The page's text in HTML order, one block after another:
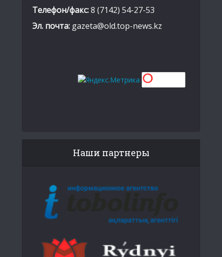
Телефон/факс:8 (7142) 54-27-53
Эл. почта: gazeta@old.top-news.kz
Наши партнеры